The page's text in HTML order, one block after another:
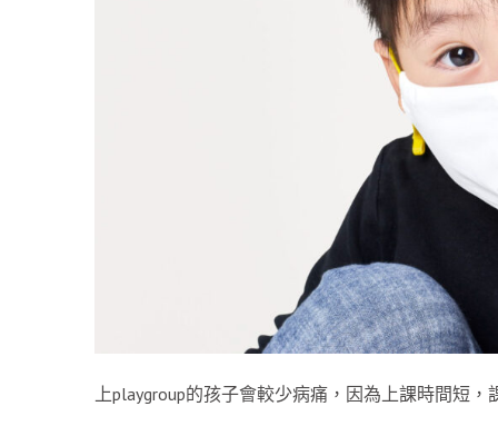
上playgroup的孩子會較少病痛，因為上課時間短